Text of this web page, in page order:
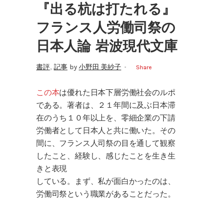
『出る杭は打たれる』
フランス人労働司祭の
日本人論 岩波現代文庫
書評, 記事 by小野田 美紗子 Share
この本は優れた日本下層労働社会のルポ
である。著者は、２１年間に及ぶ日本滞
在のうち１０年以上を、零細企業の下請
労働者として日本人と共に働いた。その
間に、フランス人司祭の目を通して観察
したこと、経験し、感じたことを生き生
きと表現
している。まず、私が面白かったのは、
労働司祭という職業があることだった。